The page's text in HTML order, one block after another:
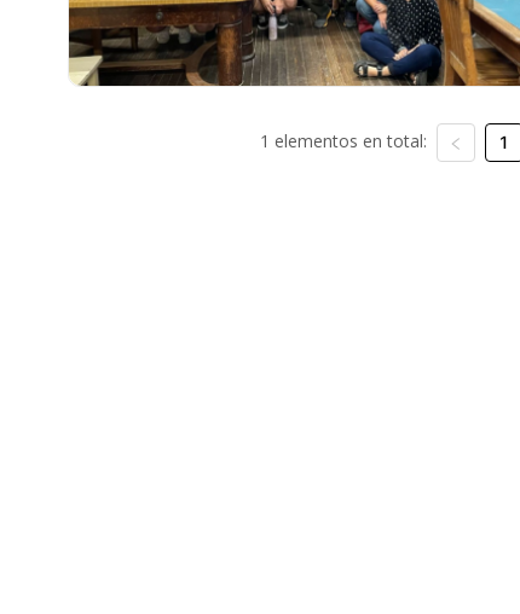
1 elementos en total: 1